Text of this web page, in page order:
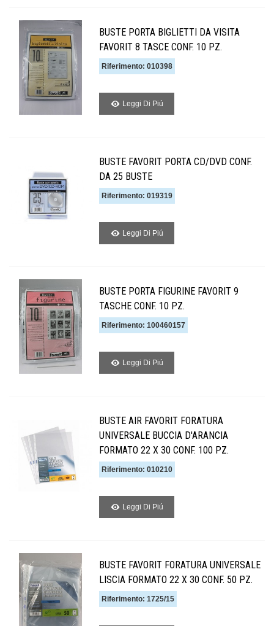
BUSTE PORTA BIGLIETTI DA VISITA
FAVORIT 8 TASCE CONF. 10 PZ.
Riferimento: 010398
Leggi Di Piú
BUSTE FAVORIT PORTA CD/DVD CONF.
DA 25 BUSTE
Riferimento: 019319
Leggi Di Piú
BUSTE PORTA FIGURINE FAVORIT 9
TASCHE CONF. 10 PZ.
Riferimento: 100460157
Leggi Di Piú
BUSTE AIR FAVORIT FORATURA
UNIVERSALE BUCCIA D'ARANCIA
FORMATO 22 X 30 CONF. 100 PZ.
Riferimento: 010210
Leggi Di Piú
BUSTE FAVORIT FORATURA UNIVERSALE
LISCIA FORMATO 22 X 30 CONF. 50 PZ.
Riferimento: 1725/15